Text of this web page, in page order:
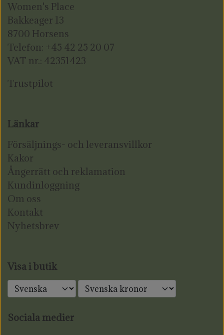
Women's Place
Bakkeager 13
8700 Horsens
Telefon: +45 42 25 20 07
VAT nr.: 42351423
Trustpilot
Länkar
Försäljnings- och leveransvillkor
Kakor
Ångerrätt och reklamation
Kundinloggning
Om oss
Kontakt
Nyhetsbrev
Visa i butik
Sociala medier